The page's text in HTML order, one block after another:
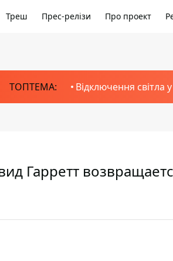
Треш Прес-релізи Про проект
ТОПТЕМА: Відключення світла
Гарретт